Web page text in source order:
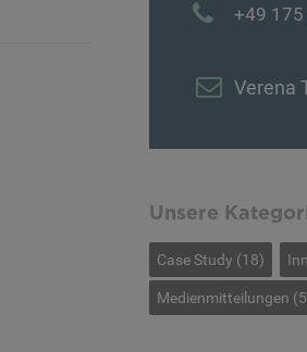
+49
Verena
Unsere
Case Study (18)
Medienmitteilungen